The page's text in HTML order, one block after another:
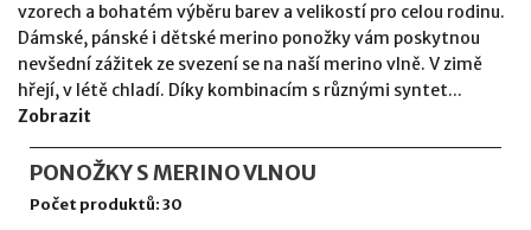
vzorech a bohatém výběru barev a velikostí pro celou rodinu.
Dámské, pánské i dětské merino ponožky vám poskytnou
nevšední zážitek ze svezení se na naší merino vlně. V zimě
hřejí, v létě chladí. Díky kombinacím s různými syntet...
Zobrazit
PONOŽKY S MERINO VLNOU
Počet produktů: 30